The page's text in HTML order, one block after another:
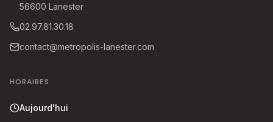
56600 Lanester
02.97.81.30.18
contact@metropolis-lanester.com
HORAIRES
Aujourd'hui